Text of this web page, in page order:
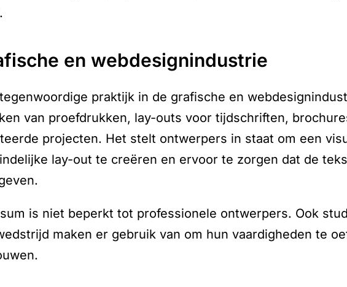
en webdesignindustrie
praktijk in de grafische en
van proefdrukken, lay-outs voor tijdschriften,
projecten. Het stelt ontwerpers in staat om een
lay-out te creëren en ervoor te zorgen dat de
is niet beperkt tot professionele ontwerpers. Ook
maken er gebruik van om hun vaardigheden te